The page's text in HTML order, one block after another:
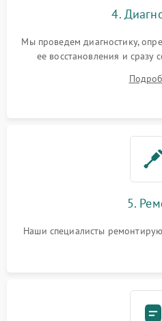
4.
Мы проведем диагностику,
ее восстановления и
5.
Наши специалисты